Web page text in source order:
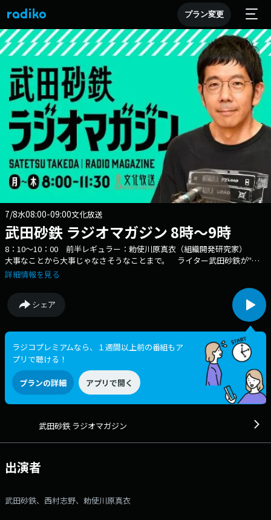
プラン変更
7/8水08:00-09:00文化放送
武田砂鉄 ラジオマガジン 8時～9時
8：10～10：00 前半レギュラー：勅使川原真衣（組織開発研究家）
大事なことから大事じゃなさそうなことまで。 ライター武田砂鉄が"あ
なたの耳の渇きを潤す"生放送 X：rm_joqr Xハッシュタグ： #ラジオマ
https://form.joqr.co.jp/@rm916 X（旧Twitter）ハッシュタグは「#ラ
ジオマガジン」 X（旧Twitter）ページは
「https://x.com/rm_joqr」 政治、経済、芸能、カルチャー… 大
事なことから大事じゃなさそうなことまで・・・ライター武田砂鉄が”あ
なたの耳の渇きを潤す”3時間半の生ワイド番組 文化放送公式X（旧
Twitter）アカウントは「@joqrpr」 文化放送公式X（旧Twitter）ハッシ
ュタグは「#文化放送」 文化放送公式facebookページは
「https://www.facebook.com/1134joqr」 文化放送公式LINEは
「@joqr_916」
詳細情報を見る
シェア
ラジコプレミアムなら、１週間以上前の番組もア
プリで聴ける！
プランの詳細 アプリで開く
武田砂鉄 ラジオマガジン
出演者
武田砂鉄、西村志野、勅使川原真衣